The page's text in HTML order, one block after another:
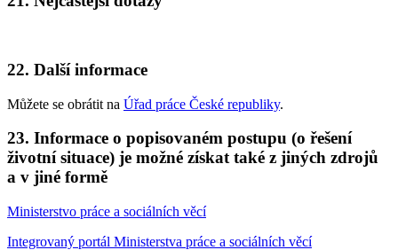
22. Další informace
Můžete se obrátit na Úřad práce České republiky.
23. Informace o popisovaném postupu (o řešení
životní situace) je možné získat také z jiných zdrojů
a v jiné formě
Ministerstvo práce a sociálních věcí
Integrovaný portál Ministerstva práce a sociálních věcí